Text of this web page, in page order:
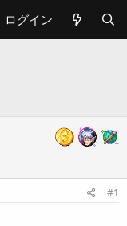
ログイン
#1